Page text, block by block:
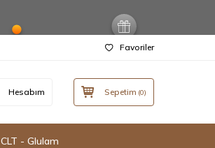
Favoriler
Hesabım Sepetim (0)
CLT - Glulam